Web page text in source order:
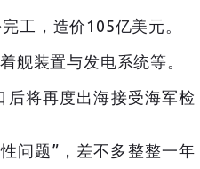
工，造价105亿美元。
舰装置与发电系统等。
后将再度出海接受海军检
问题”，差不多整整一年